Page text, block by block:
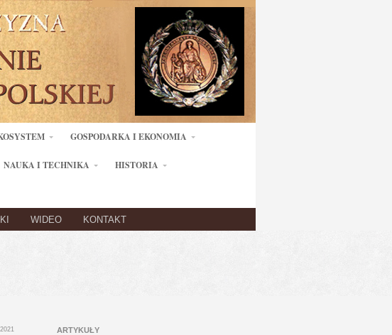
GOSPODARKA I EKONOMIA
NAUKA I TECHNIKA HISTORIA
WIDEO KONTAKT
ARTYKUŁY